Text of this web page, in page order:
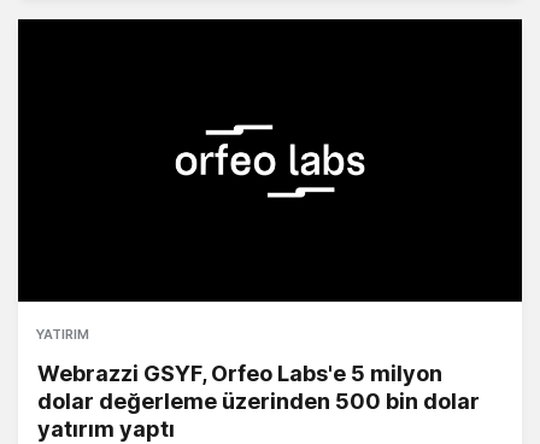
YATIRIM
Webrazzi GSYF, Orfeo Labs'e 5 milyon
dolar değerleme üzerinden 500 bin dolar
yatırım yaptı